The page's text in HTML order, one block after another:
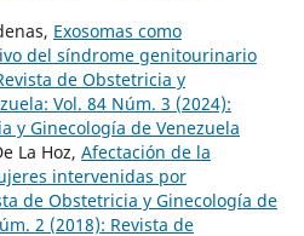
Exosomas como
del síndrome genitourinario
de Obstetricia y
Vol. 84 Núm. 3 (2024):
y Ginecología de Venezuela
La Hoz, Afectación de la
intervenidas por
de Obstetricia y Ginecología de
2 (2018): Revista de